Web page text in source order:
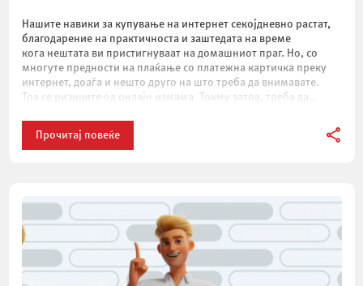
Нашите навики за купување на интернет секојдневно растат,
благодарение на практичноста и заштедата на време
кога нештата ви пристигнуваат на домашниот праг. Но, со
многуте предности на плаќање со платежна картичка преку
интернет, доаѓа и нешто друго на што треба да внимавате.
Тоа се ризиците од онлајн измама. Токму затоа, треба да
на криминално […]
Прочитај повеќе